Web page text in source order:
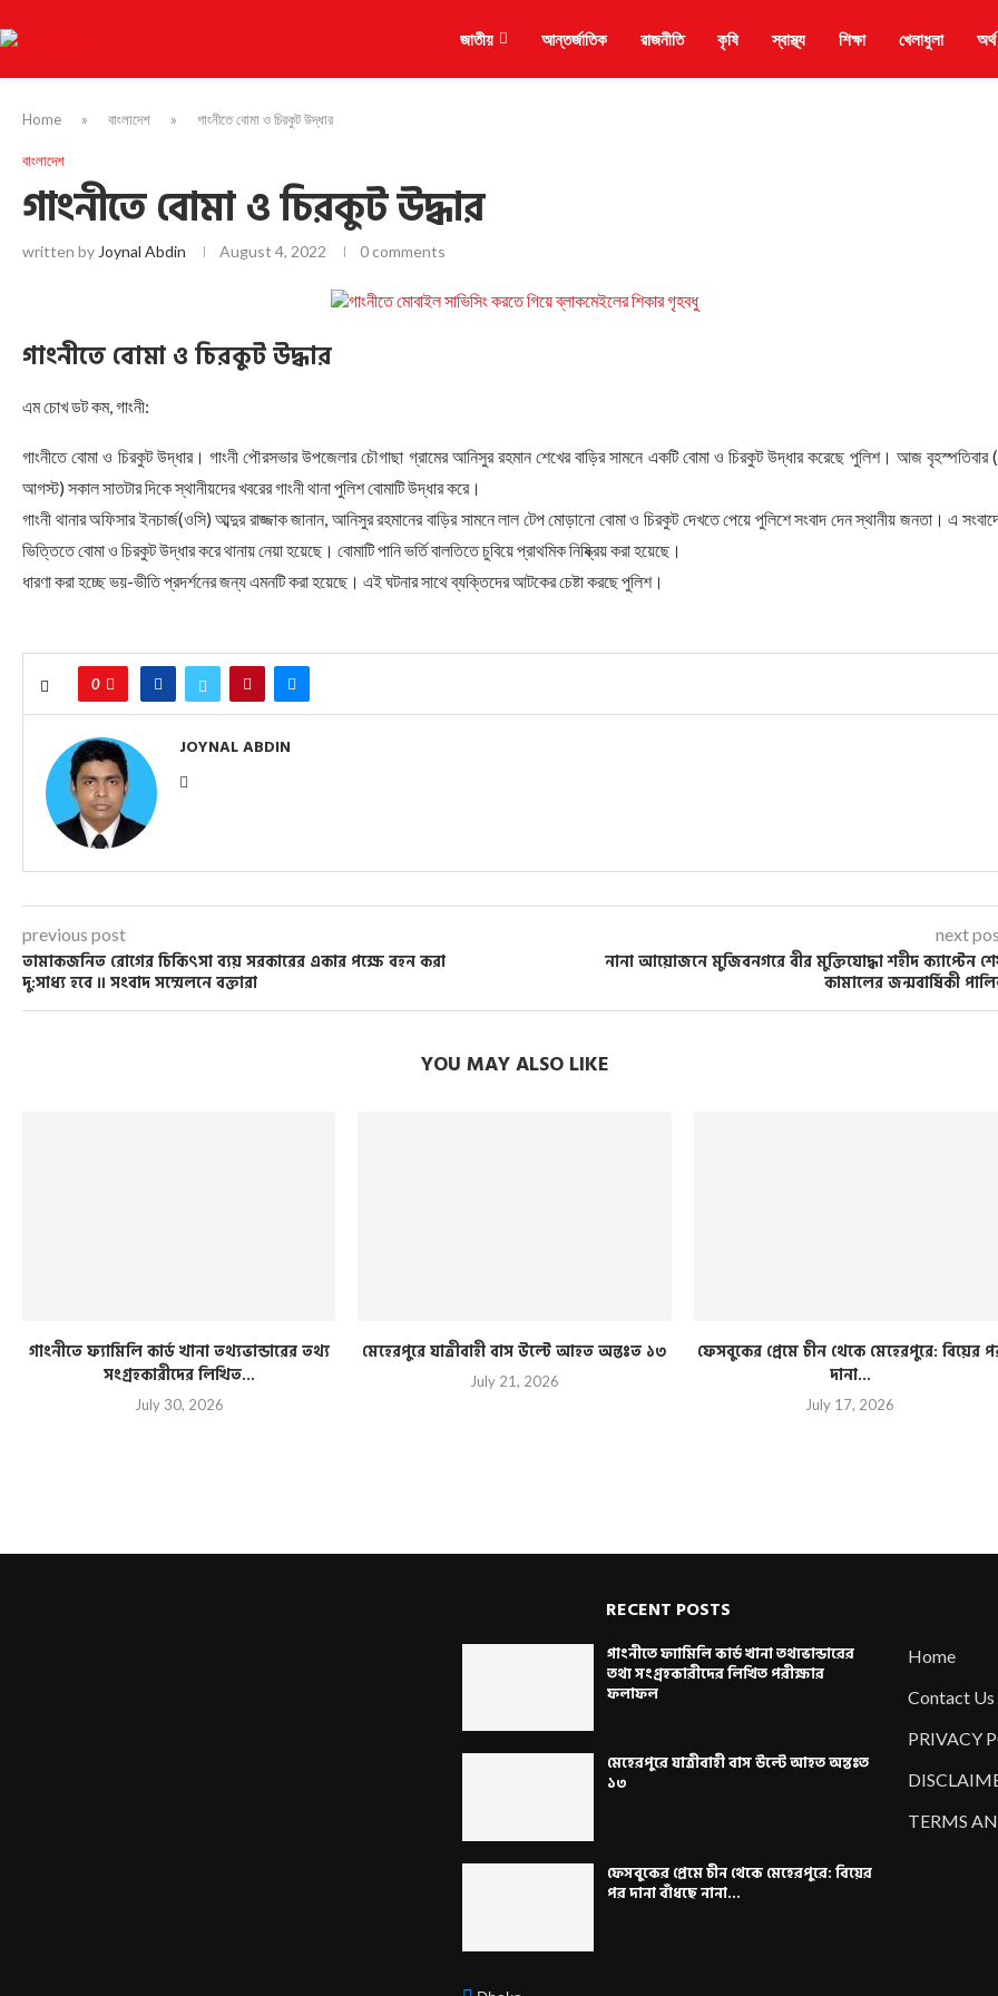
জাতীয় আন্তর্জাতিক রাজনীতি কৃষি স্বাস্থ্য শিক্ষা খেলাধুলা
Home » বাংলাদেশ » গাংনীতে বোমা ও চিরকুট উদ্ধার
বাংলাদেশ
গাংনীতে বোমা ও চিরকুট উদ্ধার
written by Joynal Abdin August 4, 2022 0 comments
গাংনীতে বোমা ও চিরকুট উদ্ধার
এম চোখ ডট কম, গাংনী:
গাংনীতে বোমা ও চিরকুট উদ্ধার। গাংনী পৌরসভার উপজেলার চৌগাছা গ্রামের আনিসুর রহমান শেখের বাড়ির সামনে একটি বোমা ও চিরকুট উদ্ধার করেছে পুলিশ। আজ বৃহস্পতিবার
আগস্ট) সকাল সাতটার দিকে স্থানীয়দের খবরের গাংনী থানা পুলিশ বোমাটি উদ্ধার করে।
গাংনী থানার অফিসার ইনচার্জ(ওসি) আব্দুর রাজ্জাক জানান, আনিসুর রহমানের বাড়ির সামনে লাল টেপ মোড়ানো বোমা ও চিরকুট দেখতে পেয়ে পুলিশে সংবাদ দেন স্থানীয় জনতা। এ
ভিত্তিতে বোমা ও চিরকুট উদ্ধার করে থানায় নেয়া হয়েছে। বোমাটি পানি ভর্তি বালতিতে চুবিয়ে প্রাথমিক নিষ্ক্রিয় করা হয়েছে।
ধারণা করা হচ্ছে ভয়-ভীতি প্রদর্শনের জন্য এমনটি করা হয়েছে। এই ঘটনার সাথে ব্যক্তিদের আটকের চেষ্টা করছে পুলিশ।
0
JOYNAL ABDIN
previous post
তামাকজনিত রোগের চিকিৎসা ব্যয় সরকারের একার পক্ষে বহন করা
দু:সাধ্য হবে ॥ সংবাদ সম্মেলনে বক্তারা
next
নানা আয়োজনে মুজিবনগরে বীর মুক্তিযোদ্ধা শহীদ ক্যাপ্টেন
কামালের জন্মবার্ষিকী
YOU MAY ALSO LIKE
গাংনীতে ফ্যামিলি কার্ড খানা তথ্যভান্ডারের তথ্য
সংগ্রহকারীদের লিখিত...
July 30, 2026
মেহেরপুরে যাত্রীবাহী বাস উল্টে আহত অন্তঃত ১৩
July 21, 2026
ফেসবুকের প্রেমে চীন থেকে মেহেরপুরে: বিয়ের
দানা...
July 17, 2026
RECENT POSTS
গাংনীতে ফ্যামিলি কার্ড খানা তথ্যভান্ডারের
তথ্য সংগ্রহকারীদের লিখিত পরীক্ষার
ফলাফল
মেহেরপুরে যাত্রীবাহী বাস উল্টে আহত অন্তঃত
১৩
ফেসবুকের প্রেমে চীন থেকে মেহেরপুরে: বিয়ের
পর দানা বাঁধছে নানা...
Home
Contact Us
PRIVACY
TERMS